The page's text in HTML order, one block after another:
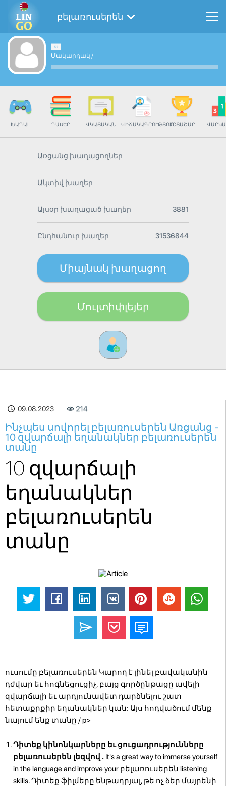
բելառուսերեն
Մակարդակ /
ԽԱՂԱԼ ԴԱՍԵՐ ՎԿԱՅԱԿԱՆ ՎԻՃԱԿԱԳՐՈՒԹՅՈՒՆՄՐՑԱՇԱՐ
Առցանց խաղացողներ
Ակտիվ խաղեր
Այսօր խաղացած խաղեր 3881
Ընդհանուր խաղեր 31536844
Միայնակ խաղացող
Մուլտիփլեյեր
09.08.2023 214
Ինչպես սովորել բելառուսերեն Առցանց -
10 զվարճալի եղանակներ բելառուսերեն
տանը
10 զվարճալի
եղանակներ
բելառուսերեն
տանը
ուսումը բելառուսերեն Կարող է լինել բավականին
դժվար եւ հոգնեցուցիչ, բայց գործընթացը ավելի
զվարճալի եւ արդյունավետ դարձնելու շատ
հետաքրքիր եղանակներ կան: Այս հոդվածում մենք
նայում ենք տանը / p>
Դիտեք կինոնկարները եւ ցուցադրությունները
բելառուսերեն լեզվով . It's a great way to immerse yourself
in the language and improve your բելառուսերեն listening
skills. Դիտեք ֆիլմերը ենթադրյալ, թե ոչ ձեր մայրենի